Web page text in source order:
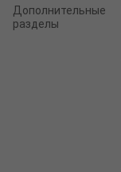
Дополнительные
разделы